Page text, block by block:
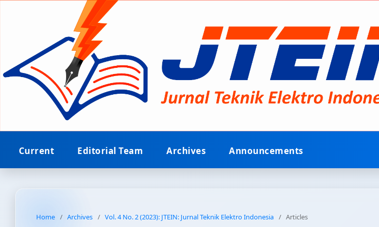
Current Editorial Team Archives Announcements
Home / Archives / Vol. 4 No. 2 (2023): JTEIN: Jurnal Teknik Elektro Indonesia / Articles